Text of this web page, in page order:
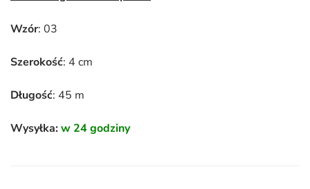
Wzór: 03
Szerokość: 4 cm
Długość: 45 m
Wysyłka:w 24 godziny